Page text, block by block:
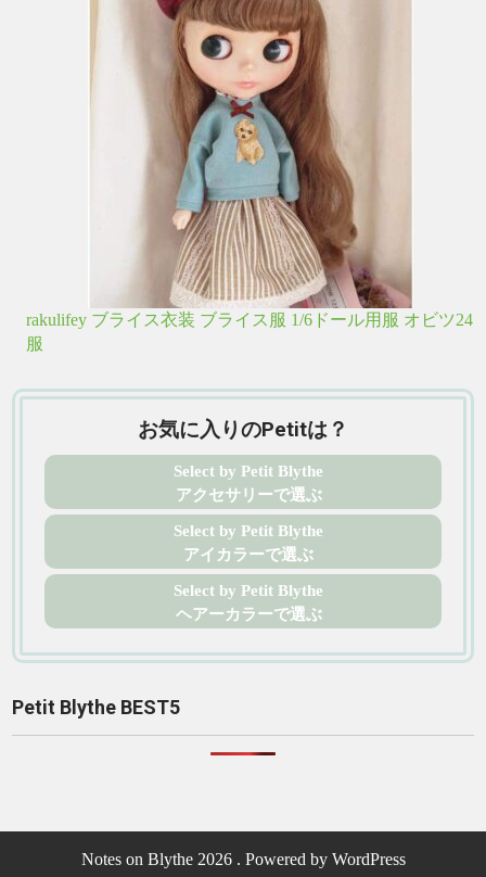
rakulifey ブライス衣装 ブライス服 1/6ドール用服 オビツ24
服
お気に入りのPetitは？
Select by Petit Blythe
アクセサリーで選ぶ
Select by Petit Blythe
アイカラーで選ぶ
Select by Petit Blythe
ヘアーカラーで選ぶ
Petit Blythe BEST5
Notes on Blythe 2026 . Powered by WordPress